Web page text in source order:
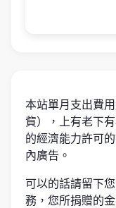
本站單月支出費
貲），上有老下
的經濟能力許可
內廣告。
可以的話請留下
務，您所捐贈的